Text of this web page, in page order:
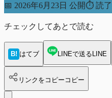
📅 2026年6月23日 公開⏱ 読
チェックしてあとで読む
B! はてブ LINEで送る LINE
リンクをコピー コピー